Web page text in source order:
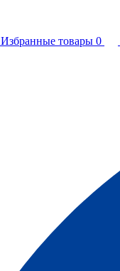
Избранные товары 0